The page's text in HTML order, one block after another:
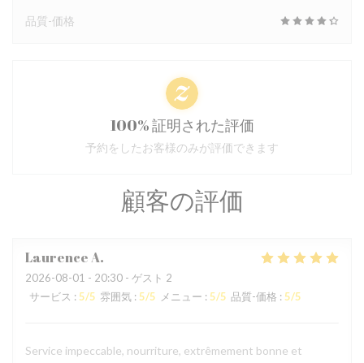
顧客の評価
LaurenceA
2026-08-01 - 20:30 - ゲスト 2
サービス : 5/5 雰囲気 : 5/5 メニュー : 5/5 品質-価格 : 5/5
Service impeccable, nourriture, extrêmement bonne et
品質-価格
100% 証明された評価
予約をしたお客様のみが評価できます